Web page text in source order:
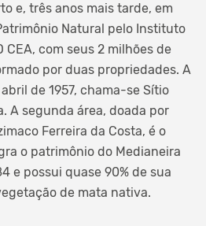
e, três anos mais tarde, em
Natural pelo Instituto
CEA, com seus 2 milhões de
por duas propriedades. A
de 1957, chama-se Sítio
A segunda área, doada por
Ferreira da Costa, é o
o patrimônio do Medianeira
e possui quase 90% de sua
de mata nativa.